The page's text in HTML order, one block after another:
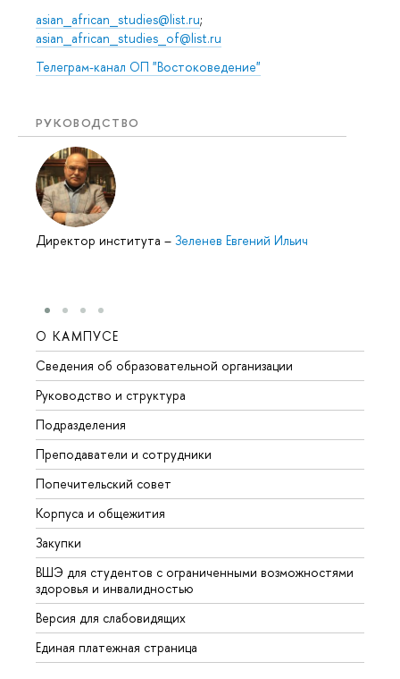
asian_african_studies@list.ru;
asian_african_studies_of@list.ru
Телеграм-канал ОП "Востоковедение"
РУКОВОДСТВО
Директор института – Зеленев Евгений Ильич
О КАМПУСЕ
Сведения об образовательной организации
Руководство и структура
Подразделения
Преподаватели и сотрудники
Попечительский совет
Корпуса и общежития
Закупки
ВШЭ для студентов с ограниченными возможностями
здоровья и инвалидностью
Версия для слабовидящих
Единая платежная страница